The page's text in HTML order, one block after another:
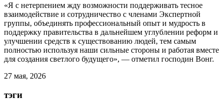
«Я с нетерпением жду возможности поддерживать тесное
взаимодействие и сотрудничество с членами Экспертной
группы, объединять профессиональный опыт и мудрость в
поддержку правительства в дальнейшем углублении реформ и
улучшении средств к существованию людей, тем самым
полностью используя наши сильные стороны и работая вместе
для создания светлого будущего», — отметил господин Вонг.
27 мая, 2026
тэги